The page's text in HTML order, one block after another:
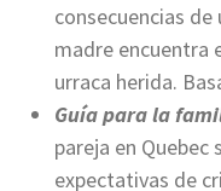
consecuencias
madre encuentra
urraca herida.
Guía para la
pareja en
expectativas de